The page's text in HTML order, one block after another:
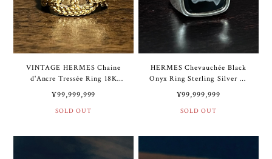
VINTAGE HERMES Chaine
d'Ancre Tressée Ring 18K
Gold | ヴィンテージ エルメ
ス シェーヌ ダンクル トレッ
セ リング 18K ゴールド
¥99,999,999
SOLD OUT
HERMES Chevauchée Black
Onyx Ring Sterling Silver 53
| エルメス シュヴォシェ ブ
ラック オニキス リング スタ
ーリング シルバー
¥99,999,999
SOLD OUT